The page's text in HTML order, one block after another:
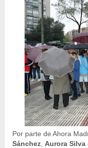
Por parte de Ahora
Sánchez, Aurora Silva